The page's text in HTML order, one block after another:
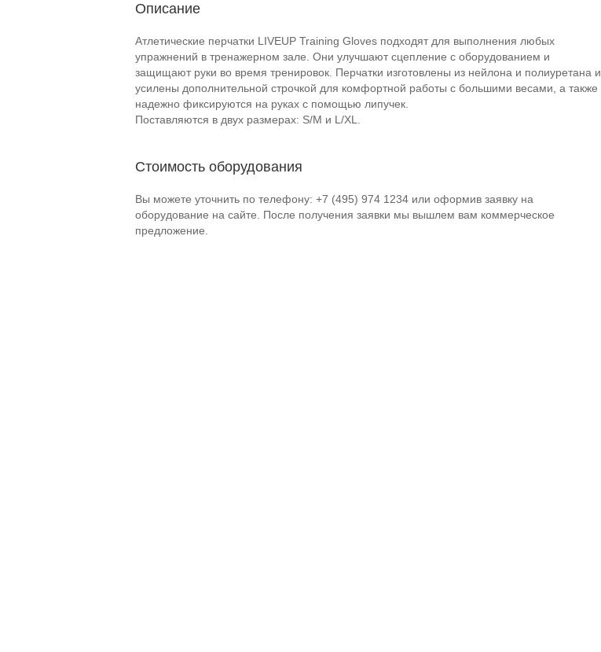
Описание
Атлетические перчатки LIVEUP Training Gloves подходят для выполнения любых
упражнений в тренажерном зале. Они улучшают сцепление с оборудованием и
защищают руки во время тренировок. Перчатки изготовлены из нейлона и полиуретана и
усилены дополнительной строчкой для комфортной работы с большими весами, а также
надежно фиксируются на руках с помощью липучек.
Поставляются в двух размерах: S/M и L/XL.
Стоимость оборудования
Вы можете уточнить по телефону: +7 (495) 974 1234 или оформив заявку на
оборудование на сайте. После получения заявки мы вышлем вам коммерческое
предложение.